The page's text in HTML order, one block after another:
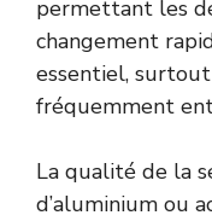
permettant les
changement
essentiel,
fréquemment
La qualité de la
d’aluminium ou